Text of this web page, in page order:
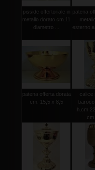
pisside offertoriale in
metallo dorato cm.11
diametro ...
patena
esterno
patena offerta dorata
cm. 15,5 x 8,5
calice